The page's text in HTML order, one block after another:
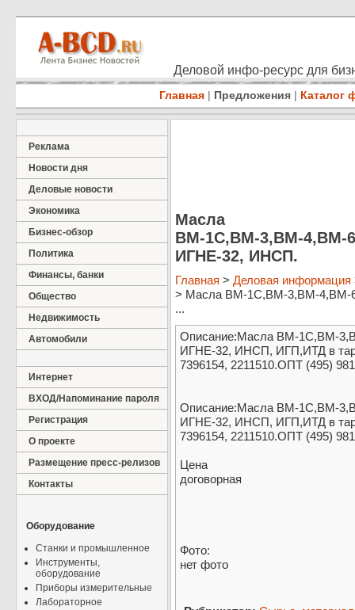
Деловой инфо-ресурс для
Главная | Предложения | Каталог
Реклама
Новости дня
Деловые новости
Экономика
Бизнес-обзор
Политика
Финансы, банки
Общество
Недвижимость
Автомобили
Интернет
ВХОД/Напоминание пароля
Регистрация
О проекте
Размещение пресс-релизов
Контакты
Оборудование
Станки и промышленное
Инструменты,
оборудование
Приборы измерительные
Лабораторное
Масла
ВМ-1С,ВМ-3,ВМ-4,ВМ-
ИГНЕ-32, ИНСП.
Главная > Деловая информация
> Масла ВМ-1С,ВМ-3,ВМ-4,ВМ-
...
Описание:Масла ВМ-1С,ВМ-
ИГНЕ-32, ИНСП, ИГП,ИТД в
7396154, 2211510.ОПТ (495)
Описание:Масла ВМ-1С,ВМ-
ИГНЕ-32, ИНСП, ИГП,ИТД в
7396154, 2211510.ОПТ (495)
Цена
договорная
Фото:
нет фото